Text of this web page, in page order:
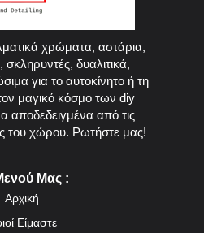
χρώματα, αστάρια,
σκληρυντές, δυαλιτικά,
για το αυτοκίνητο ή τη
μαγικό κόσμο των diy
αποδεδειγμένα από τις
του χώρου. Ρωτήστε μας!
Μας :
Αρχική
Είμαστε